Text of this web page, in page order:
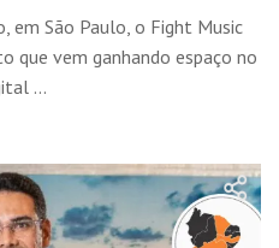
em São Paulo, o Fight Music
que vem ganhando espaço no
...